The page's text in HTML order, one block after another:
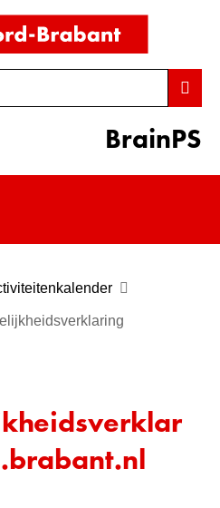
Ga
de
inhoud
BrainPS